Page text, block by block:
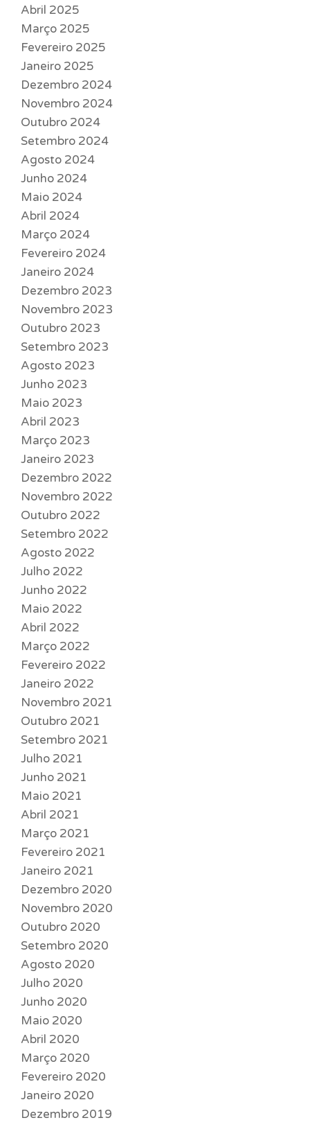
Abril 2025
Março 2025
Fevereiro 2025
Janeiro 2025
Dezembro 2024
Novembro 2024
Outubro 2024
Setembro 2024
Agosto 2024
Junho 2024
Maio 2024
Abril 2024
Março 2024
Fevereiro 2024
Janeiro 2024
Dezembro 2023
Novembro 2023
Outubro 2023
Setembro 2023
Agosto 2023
Junho 2023
Maio 2023
Abril 2023
Março 2023
Janeiro 2023
Dezembro 2022
Novembro 2022
Outubro 2022
Setembro 2022
Agosto 2022
Julho 2022
Junho 2022
Maio 2022
Abril 2022
Março 2022
Fevereiro 2022
Janeiro 2022
Novembro 2021
Outubro 2021
Setembro 2021
Julho 2021
Junho 2021
Maio 2021
Abril 2021
Março 2021
Fevereiro 2021
Janeiro 2021
Dezembro 2020
Novembro 2020
Outubro 2020
Setembro 2020
Agosto 2020
Julho 2020
Junho 2020
Maio 2020
Abril 2020
Março 2020
Fevereiro 2020
Janeiro 2020
Dezembro 2019